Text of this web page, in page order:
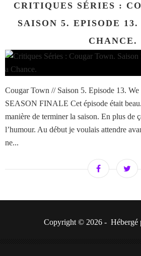
CRITIQUES SÉRIES :
SAISON 5. EPISODE
CHANCE.
Cougar Town // Saison 5. Episode 13. We
SEASON FINALE Cet épisode était
manière de terminer la saison. En plus de
l’humour. Au début je voulais attendre
ne...
Copyright © 2026 - Hébergé